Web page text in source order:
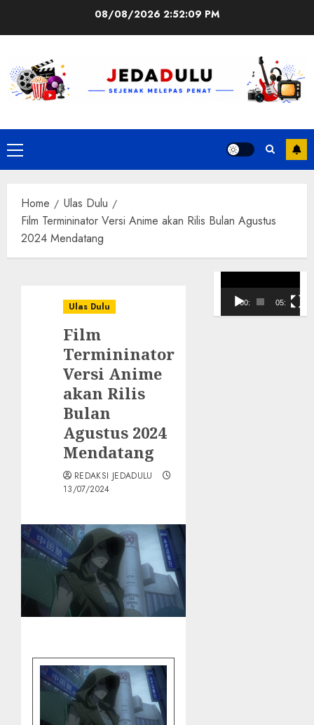
08/08/2026 2:52:09 PM
Primary
Menu
Home
Ulas Dulu
Film Termininator Versi Anime akan Rilis Bulan Agustus
2024 Mendatang
Ulas Dulu
Film
Termininator
Versi Anime
akan Rilis
Bulan
Agustus 2024
Mendatang
REDAKSI JEDADULU
13/07/2024
Video
00:00 05:10